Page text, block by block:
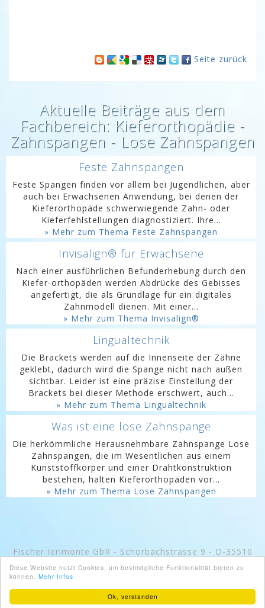
Ok, verstanden
Diese Website nutzt Cookies, um bestmögliche Funktionalität bieten zu
können. Mehr Infos
Seite zurück
Aktuelle Beiträge aus dem
Fachbereich: Kieferorthopädie -
Zahnspangen - Lose Zahnspangen
Feste Zahnspangen
Feste Spangen finden vor allem bei Jugendlichen, aber
auch bei Erwachsenen Anwendung, bei denen der
Kieferorthopäde schwerwiegende Zahn- oder
Kieferfehlstellungen diagnostiziert. Ihre...
» Mehr zum Thema Feste Zahnspangen
Invisalign® für Erwachsene
Nach einer ausführlichen Befunderhebung durch den
Kiefer-orthopäden werden Abdrücke des Gebisses
angefertigt, die als Grundlage für ein digitales
Zahnmodell dienen. Mit einer...
» Mehr zum Thema Invisalign®
Lingualtechnik
Die Brackets werden auf die Innenseite der Zähne
geklebt, dadurch wird die Spange nicht nach außen
sichtbar. Leider ist eine präzise Einstellung der
Brackets bei dieser Methode erschwert, auch...
» Mehr zum Thema Lingualtechnik
Was ist eine lose Zahnspange
Die herkömmliche Herausnehmbare Zahnspange Lose
Zahnspangen, die im Wesentlichen aus einem
Kunststoffkörper und einer Drahtkonstruktion
bestehen, halten Kieferorthopäden vor...
» Mehr zum Thema Lose Zahnspangen
Fischer Ierimonte GbR - Schorbachstrasse 9 - D-35510
Butzbach -
www.googeln.org
Home Kontakt
Für Ihre Homepage